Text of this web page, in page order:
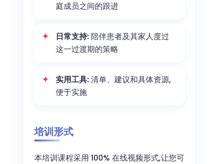
庭成员之间的跟进
日常支持: 陪伴患者及其家人度过
这一过渡期的策略
实用工具:清单、建议和具体资源,
便于实施
培训形式
本培训课程采用 100% 在线视频形式,让您可